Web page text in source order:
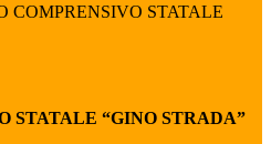
COMPRENSIVO STATALE
STATALE “GINO STRADA”